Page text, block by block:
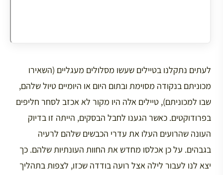
לעתים נתקלנו בטיילים שעשו מסלולים מעגליים (השאירו
מכוניתם בנקודה מסוימת ובתום היום או היומיים טיול שלהם,
שבו למכוניתם), טיילים אלה היו מקור לא אכזב לסחר חליפים
בפרודוקטים. כאשר הגענו לחבל הבסקים, הייתה זו בדיוק
העונה שהרועים העלו את עדרי הכבשים שלהם לרעיה
בגבהים. על כן אכלסו מחדש את החוות העונתיות שלהם. כך
יצא לנו לעבור לילה אצל רועה בודדה שכזו, לצפות בתהליך